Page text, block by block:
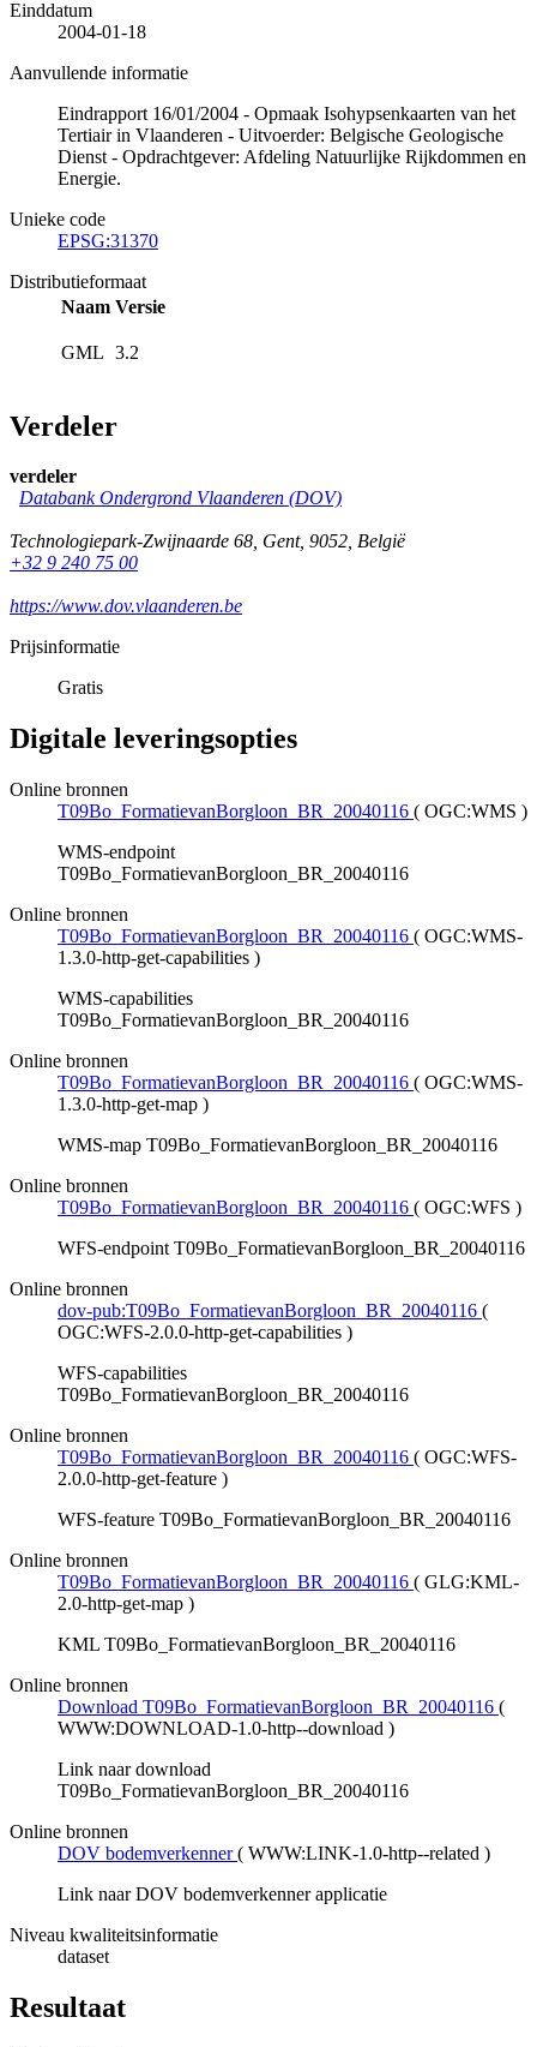
Einddatum
2004-01-18
Aanvullende informatie
Eindrapport 16/01/2004 - Opmaak Isohypsenkaarten van het
Tertiair in Vlaanderen - Uitvoerder: Belgische Geologische
Dienst - Opdrachtgever: Afdeling Natuurlijke Rijkdommen en
Energie.
Unieke code
EPSG:31370
Distributieformaat
Naam Versie
GML 3.2
Verdeler
verdeler
Databank Ondergrond Vlaanderen (DOV)
Technologiepark-Zwijnaarde 68, Gent, 9052, België
+32 9 240 75 00
https://www.dov.vlaanderen.be
Prijsinformatie
Gratis
Digitale leveringsopties
Online bronnen
T09Bo_FormatievanBorgloon_BR_20040116 ( OGC:WMS )
WMS-endpoint
T09Bo_FormatievanBorgloon_BR_20040116
Online bronnen
T09Bo_FormatievanBorgloon_BR_20040116 ( OGC:WMS-
1.3.0-http-get-capabilities )
WMS-capabilities
T09Bo_FormatievanBorgloon_BR_20040116
Online bronnen
T09Bo_FormatievanBorgloon_BR_20040116 ( OGC:WMS-
1.3.0-http-get-map )
WMS-map T09Bo_FormatievanBorgloon_BR_20040116
Online bronnen
T09Bo_FormatievanBorgloon_BR_20040116 ( OGC:WFS )
WFS-endpoint T09Bo_FormatievanBorgloon_BR_20040116
Online bronnen
dov-pub:T09Bo_FormatievanBorgloon_BR_20040116 (
OGC:WFS-2.0.0-http-get-capabilities )
WFS-capabilities
T09Bo_FormatievanBorgloon_BR_20040116
Online bronnen
T09Bo_FormatievanBorgloon_BR_20040116 ( OGC:WFS-
2.0.0-http-get-feature )
WFS-feature T09Bo_FormatievanBorgloon_BR_20040116
Online bronnen
T09Bo_FormatievanBorgloon_BR_20040116 ( GLG:KML-
2.0-http-get-map )
KML T09Bo_FormatievanBorgloon_BR_20040116
Online bronnen
Download T09Bo_FormatievanBorgloon_BR_20040116 (
WWW:DOWNLOAD-1.0-http--download )
Link naar download
T09Bo_FormatievanBorgloon_BR_20040116
Online bronnen
DOV bodemverkenner ( WWW:LINK-1.0-http--related )
Link naar DOV bodemverkenner applicatie
Niveau kwaliteitsinformatie
dataset
Resultaat